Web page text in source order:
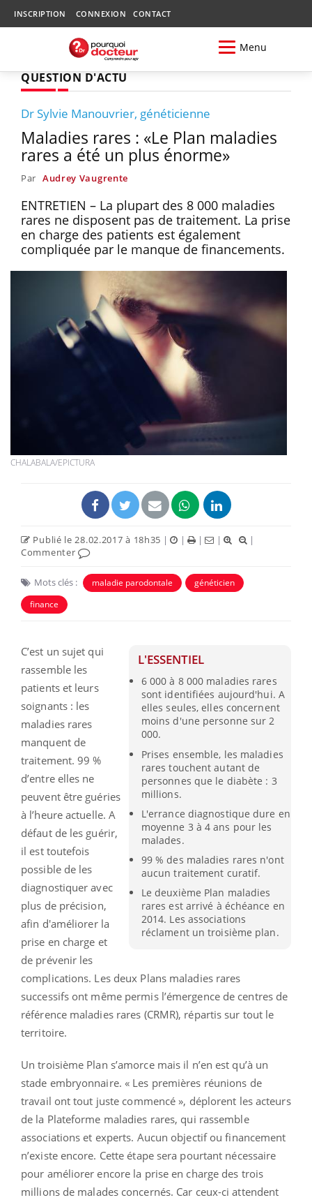
INSCRIPTION CONNEXION CONTACT
Menu
QUESTION D'ACTU
Dr Sylvie Manouvrier, généticienne
Maladies rares : «Le Plan maladies
rares a été un plus énorme»
Par Audrey Vaugrente
ENTRETIEN – La plupart des 8 000 maladies
rares ne disposent pas de traitement. La prise
en charge des patients est également
compliquée par le manque de financements.
CHALABALA/EPICTURA
Publié le 28.02.2017 à 18h35 | | | |
|
Commenter
Mots clés : maladie parodontale
généticien
finance
L'ESSENTIEL
6 000 à 8 000 maladies rares
sont identifiées aujourd'hui. A
elles seules, elles concernent
moins d'une personne sur 2
000.
Prises ensemble, les maladies
rares touchent autant de
personnes que le diabète : 3
millions.
L'errance diagnostique dure en
moyenne 3 à 4 ans pour les
malades.
99 % des maladies rares n'ont
aucun traitement curatif.
Le deuxième Plan maladies
rares est arrivé à échéance en
2014. Les associations
réclament un troisième plan.
C’est un sujet qui
rassemble les
patients et leurs
soignants : les
maladies rares
manquent de
traitement. 99 %
d’entre elles ne
peuvent être guéries
à l’heure actuelle. A
défaut de les guérir,
il est toutefois
possible de les
diagnostiquer avec
plus de précision,
afin d'améliorer la
prise en charge et
de prévenir les
complications. Les deux Plans maladies rares
successifs ont même permis l’émergence de centres de
référence maladies rares (CRMR), répartis sur tout le
territoire.
Un troisième Plan s’amorce mais il n’en est qu’à un
stade embryonnaire. « Les premières réunions de
travail ont tout juste commencé », déplorent les acteurs
de la Plateforme maladies rares, qui rassemble
associations et experts. Aucun objectif ou financement
n’existe encore. Cette étape sera pourtant nécessaire
pour améliorer encore la prise en charge des trois
millions de malades concernés. Car ceux-ci attendent